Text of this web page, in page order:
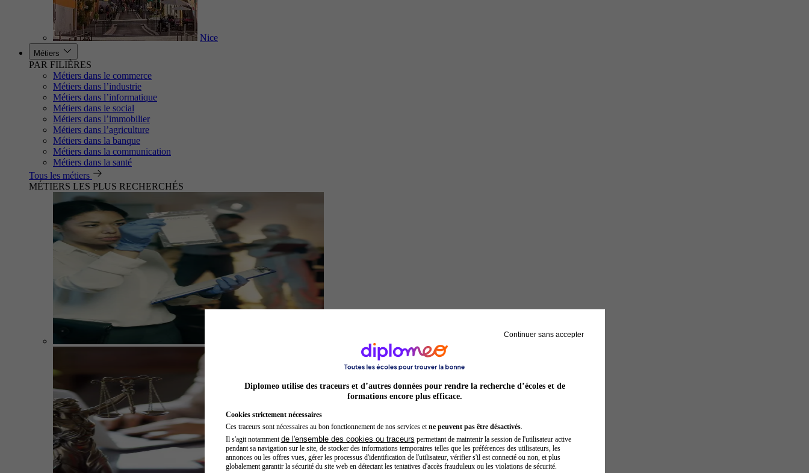
Nice
Métiers
PAR FILIÈRES
Métiers dans le commerce
Métiers dans l’industrie
Métiers dans l’informatique
Métiers dans le social
Métiers dans l’immobilier
Métiers dans l’agriculture
Métiers dans la banque
Métiers dans la communication
Métiers dans la santé
Tous les métiers
MÉTIERS LES PLUS RECHERCHÉS
Inspecteur de police
Continuer sans accepter
Diplomeo utilise des traceurs et d’autres données pour rendre la recherche d’écoles et de
formations encore plus efficace.
Cookies strictement nécessaires
Ces traceurs sont nécessaires au bon fonctionnement de nos services et ne peuvent pas être désactivés.
Il s'agit notamment de l'ensemble des cookies ou traceurs permettant de maintenir la session de l'utilisateur active
pendant sa navigation sur le site, de stocker des informations temporaires telles que les préférences des utilisateurs, les
annonces ou les offres vues, gérer les processus d'identification de l'utilisateur, vérifier s'il est connecté ou non, et plus
globalement garantir la sécurité du site web en détectant les tentatives d'accès frauduleux ou les violations de sécurité.